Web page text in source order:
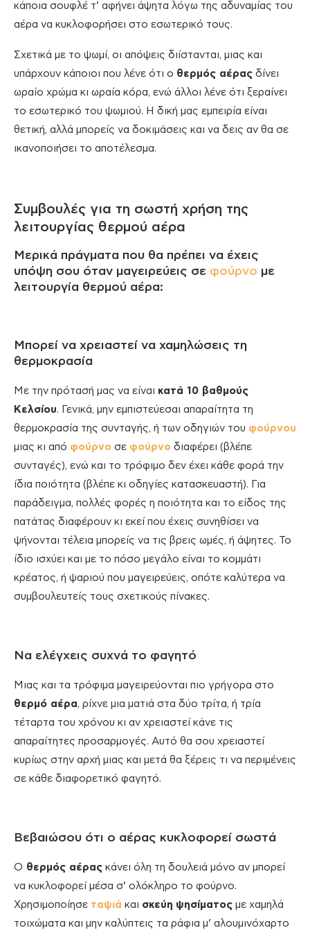
κάποια σουφλέ τ’ αφήνει άψητα λόγω της αδυναμίας του
αέρα να κυκλοφορήσει στο εσωτερικό τους.
Σχετικά με το ψωμί, οι απόψεις διίστανται, μιας και
υπάρχουν κάποιοι που λένε ότι ο θερμός αέρας δίνει
ωραίο χρώμα κι ωραία κόρα, ενώ άλλοι λένε ότι ξεραίνει
το εσωτερικό του ψωμιού. Η δική μας εμπειρία είναι
θετική, αλλά μπορείς να δοκιμάσεις και να δεις αν θα σε
ικανοποιήσει το αποτέλεσμα.
Συμβουλές για τη σωστή χρήση της
λειτουργίας θερμού αέρα
Μερικά πράγματα που θα πρέπει να έχεις
υπόψη σου όταν μαγειρεύεις σε φούρνο με
λειτουργία θερμού αέρα:
Μπορεί να χρειαστεί να χαμηλώσεις τη
θερμοκρασία
Με την πρότασή μας να είναι κατά 10 βαθμούς
Κελσίου. Γενικά, μην εμπιστεύεσαι απαραίτητα τη
θερμοκρασία της συνταγής, ή των οδηγιών του φούρνου
μιας κι από φούρνο σε φούρνο διαφέρει (βλέπε
συνταγές), ενώ και το τρόφιμο δεν έχει κάθε φορά την
ίδια ποιότητα (βλέπε κι οδηγίες κατασκευαστή). Για
παράδειγμα, πολλές φορές η ποιότητα και το είδος της
πατάτας διαφέρουν κι εκεί που έχεις συνηθίσει να
ψήνονται τέλεια μπορείς να τις βρεις ωμές, ή άψητες. Το
ίδιο ισχύει και με το πόσο μεγάλο είναι το κομμάτι
κρέατος, ή ψαριού που μαγειρεύεις, οπότε καλύτερα να
συμβουλευτείς τους σχετικούς πίνακες.
Να ελέγχεις συχνά το φαγητό
Μιας και τα τρόφιμα μαγειρεύονται πιο γρήγορα στο
θερμό αέρα, ρίχνε μια ματιά στα δύο τρίτα, ή τρία
τέταρτα του χρόνου κι αν χρειαστεί κάνε τις
απαραίτητες προσαρμογές. Αυτό θα σου χρειαστεί
κυρίως στην αρχή μιας και μετά θα ξέρεις τι να περιμένεις
σε κάθε διαφορετικό φαγητό.
Βεβαιώσου ότι ο αέρας κυκλοφορεί σωστά
Ο θερμός αέρας κάνει όλη τη δουλειά μόνο αν μπορεί
να κυκλοφορεί μέσα σ’ ολόκληρο το φούρνο.
Χρησιμοποίησε ταψιά και σκεύη ψησίματος με χαμηλά
τοιχώματα και μην καλύπτεις τα ράφια μ’ αλουμινόχαρτο